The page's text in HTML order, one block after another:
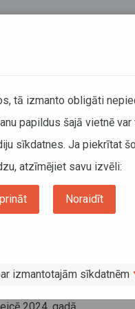
2024. gadā
tā izmanto obligāti
papildus šajā vietnē
sīkdatnes. Ja piekrītat
atzīmējiet savu izvēli:
Noraidīt
izmantotajām sīkdatnēm